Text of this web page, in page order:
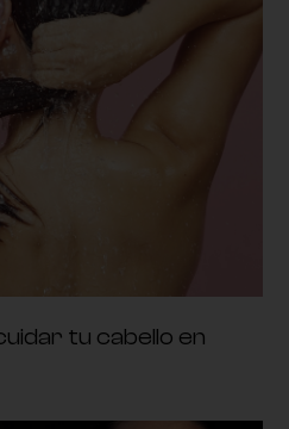
tu cabello en